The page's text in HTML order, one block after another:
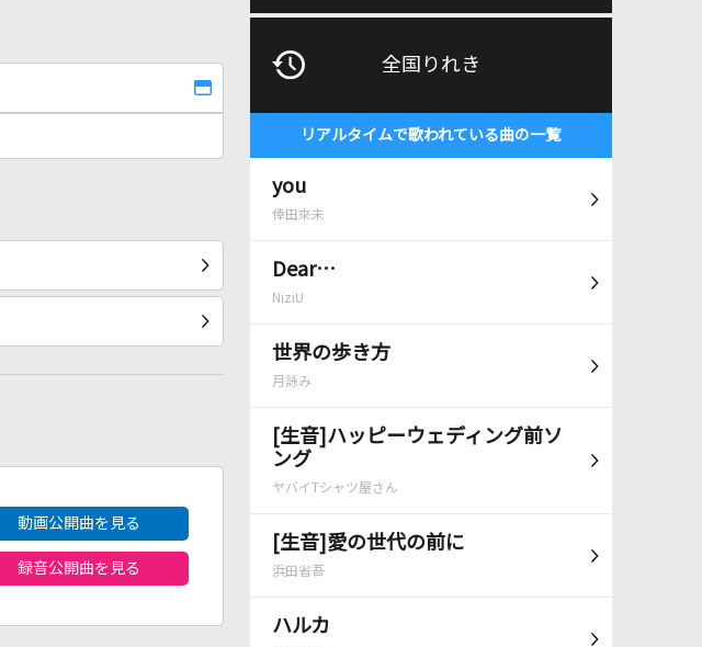
全国りれき
リアルタイムで歌われている曲の一覧
you
倖田來未
Dear…
NiziU
世界の歩き方
月詠み
[生音]ハッピーウェディング前ソ
ング
ヤバイTシャツ屋さん
[生音]愛の世代の前に
浜田省吾
ハルカ
動画公開曲を見る
録音公開曲を見る